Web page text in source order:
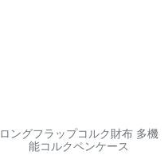
ロングフラップコルク財布 多機
能コルクペンケース